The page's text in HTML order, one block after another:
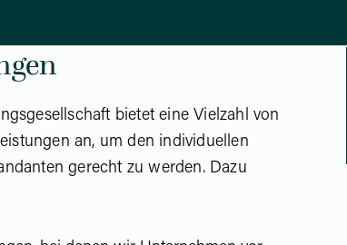
bietet eine Vielzahl von
an, um den individuellen
gerecht zu werden. Dazu